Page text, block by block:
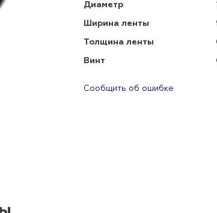
Диаметр
Ширина ленты
Толщина ленты
Винт
Сообщить об ошибке